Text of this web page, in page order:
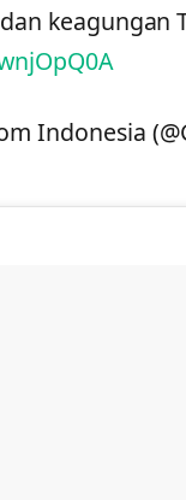
keagungan
Indonesia